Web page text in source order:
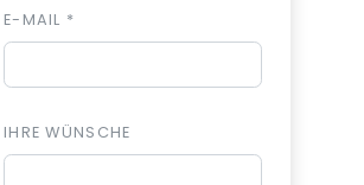
E-MAIL *
IHRE WÜNSCHE